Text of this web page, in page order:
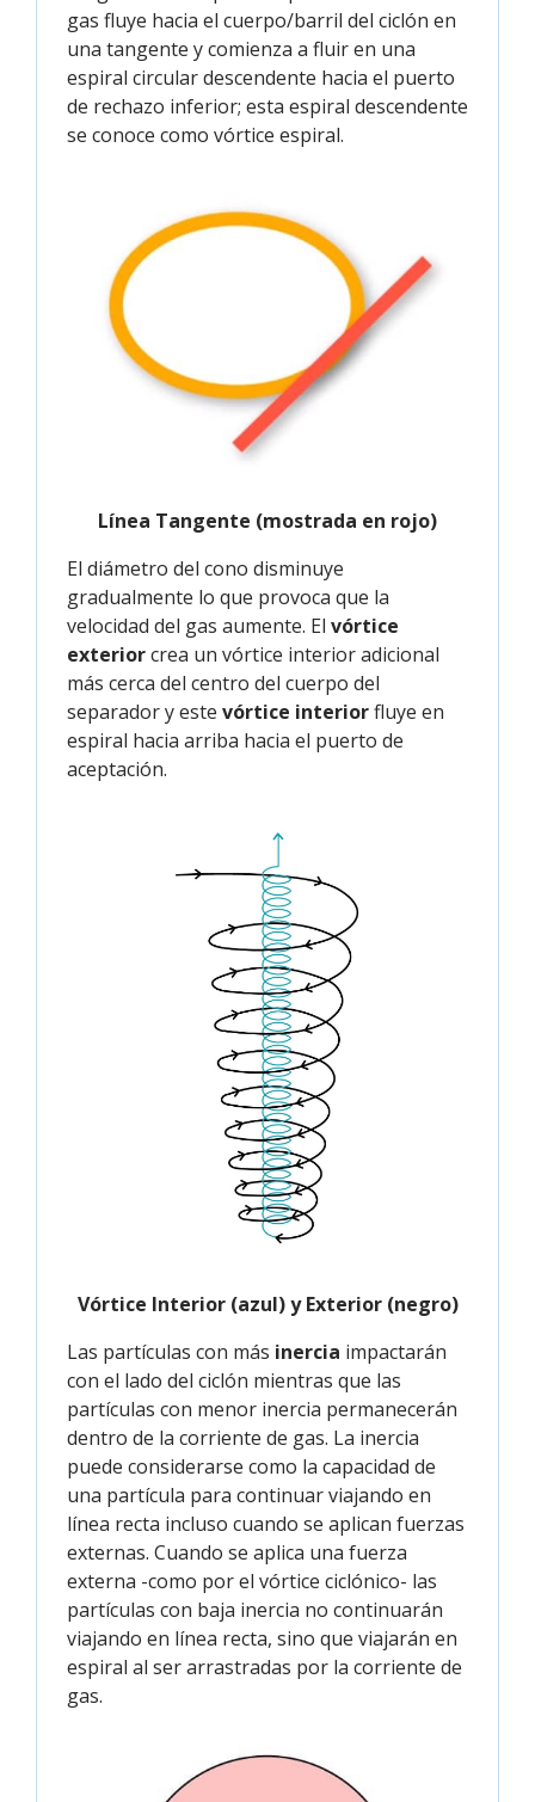
gas fluye hacia el cuerpo/barril del ciclón en
una tangente y comienza a fluir en una
espiral circular descendente hacia el puerto
de rechazo inferior; esta espiral descendente
se conoce como vórtice espiral.
Línea Tangente (mostrada en rojo)
El diámetro del cono disminuye
gradualmente lo que provoca que la
velocidad del gas aumente. El vórtice
exteriorcrea un vórtice interior adicional
más cerca del centro del cuerpo del
separador y este vórtice interiorfluye en
espiral hacia arriba hacia el puerto de
aceptación.
Vórtice Interior (azul) y Exterior (negro)
Las partículas con más inercia impactarán
con el lado del ciclón mientras que las
partículas con menor inercia permanecerán
dentro de la corriente de gas. La inercia
puede considerarse como la capacidad de
una partícula para continuar viajando en
línea recta incluso cuando se aplican fuerzas
externas. Cuando se aplica una fuerza
externa -como por el vórtice ciclónico- las
partículas con baja inercia no continuarán
viajando en línea recta, sino que viajarán en
espiral al ser arrastradas por la corriente de
gas.